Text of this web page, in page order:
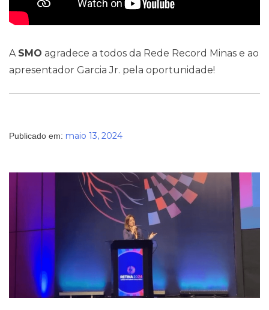
A SMO agradece a todos da Rede Record Minas e ao
apresentador Garcia Jr. pela oportunidade!
Publicado em: maio 13, 2024